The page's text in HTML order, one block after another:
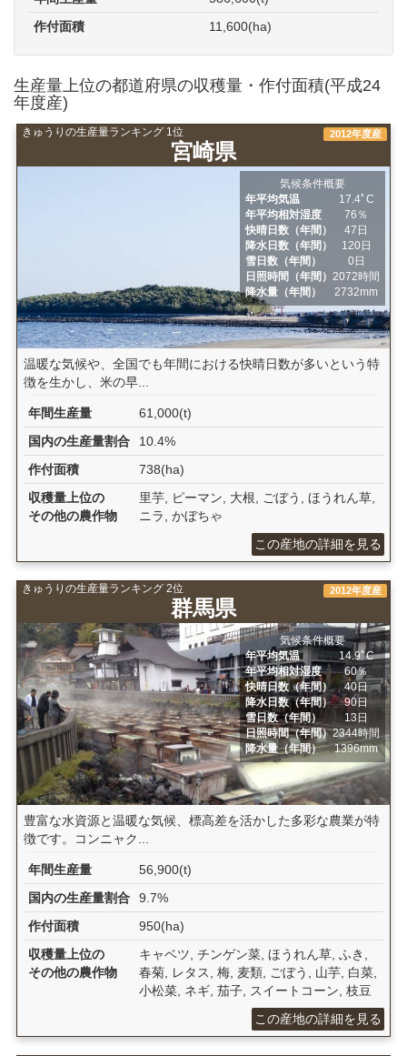
作付面積
11,600(ha)
生産量上位の都道府県の収穫量・作付面積(平成24
年度産)
きゅうりの生産量ランキング 1位
宮崎県
2012年度産
気候条件概要
年平均気温
17.4ﾟC
年平均相対湿度
76％
快晴日数（年間）
47日
降水日数（年間）
120日
雪日数（年間）
0日
日照時間（年間）2072時間
降水量（年間）
2732mm
温暖な気候や、全国でも年間における快晴日数が多いという特
徴を生かし、米の早...
年間生産量
61,000(t)
国内の生産量割合
10.4%
作付面積
738(ha)
収穫量上位の
その他の農作物
里芋, ピーマン, 大根, ごぼう, ほうれん草,
ニラ, かぼちゃ
この産地の詳細を見る
きゅうりの生産量ランキング 2位
群馬県
2012年度産
気候条件概要
年平均気温
14.9ﾟC
年平均相対湿度
60％
快晴日数（年間）
40日
降水日数（年間）
90日
雪日数（年間）
13日
日照時間（年間）2344時間
降水量（年間）
1396mm
豊富な水資源と温暖な気候、標高差を活かした多彩な農業が特
徴です。コンニャク...
年間生産量
56,900(t)
国内の生産量割合
9.7%
作付面積
950(ha)
収穫量上位の
その他の農作物
キャベツ, チンゲン菜, ほうれん草, ふき,
春菊, レタス, 梅, 麦類, ごぼう, 山芋, 白菜,
小松菜, ネギ, 茄子, スイートコーン, 枝豆
この産地の詳細を見る